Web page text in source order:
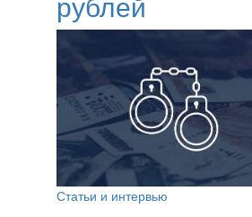
Статьи и интервью